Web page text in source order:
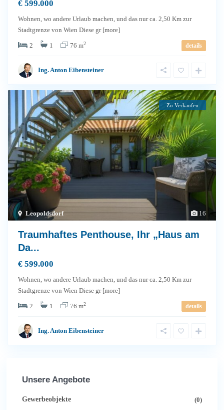
€ 599.000
Wohnen, wo andere Urlaub machen, und das nur ca. 2,50 Km zur
Stadtgrenze von Wien Diese gr [more]
2 1 76 m2 details
Ing. Anton Eibensteiner
16
Leopoldsdorf
Zu Verkaufen
Traumhaftes Penthouse, Ihr „Haus am
Da...
€ 599.000
Wohnen, wo andere Urlaub machen, und das nur ca. 2,50 Km zur
Stadtgrenze von Wien Diese gr [more]
2 1 76 m2 details
Ing. Anton Eibensteiner
Unsere Angebote
Gewerbeobjekte (0)